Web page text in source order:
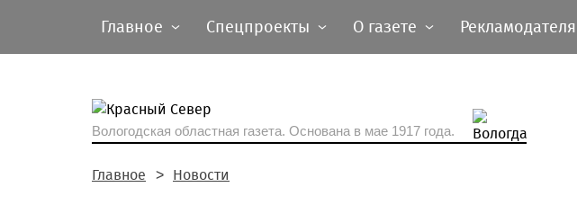
Главное Спецпроекты О газете
Вологодская областная газета. Основана в мае 1917 года.
Главное Новости